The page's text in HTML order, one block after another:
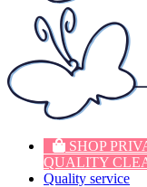
SHOP
QUALITY
Quality service